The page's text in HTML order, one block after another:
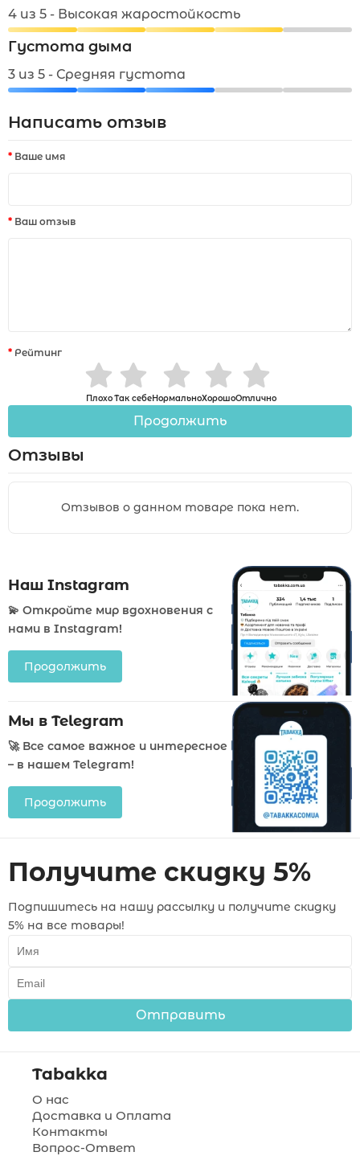
4 из 5 - Высокая жаростойкость
Густота дыма
3 из 5 - Средняя густота
Написать отзыв
Ваше имя
Ваш отзыв
Рейтинг
ПлохоТак себеНормальноХорошоОтлично
Продолжить
Отзывы
Отзывов о данном товаре пока нет.
Наш Instagram
💫 Откройте мир вдохновения с
нами в Instagram!
Продолжить
Мы в Telegram
🚀 Все самое важное и интересное
– в нашем Telegram!
Продолжить
Получите скидку 5%
Подпишитесь на нашу рассылку и получите скидку
5% на все товары!
Отправить
Tabakka
О нас
Доставка и Оплата
Контакты
Вопрос-Ответ